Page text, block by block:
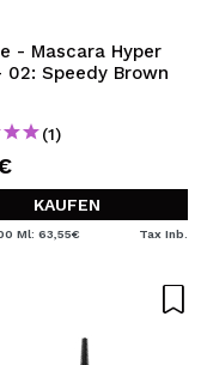
- Mascara Hyper
02: Speedy Brown
(1)
KAUFEN
Ml: 63,55€ Tax Inb.